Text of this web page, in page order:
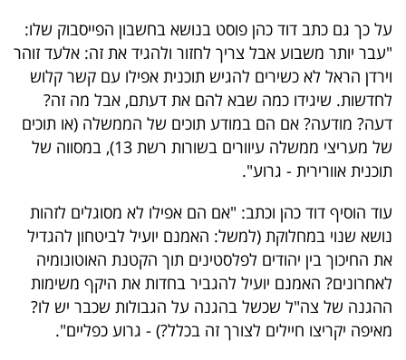
פודקאסט
40
UNDER
40
פעולה
דרושים
על כך גם כתב דוד כהן פוסט בנושא בחשבון הפייסבוק שלו:
"עבר יותר משבוע אבל צריך לחזור ולהגיד את זה: אלעד זוהר
וירדן הראל לא כשירים להגיש תוכנית אפילו עם קשר קלוש
לחדשות. שיגידו כמה שבא להם את דעתם, אבל מה זה?
דעה? מודעה? אם הם במודע תוכים של הממשלה (או תוכים
של מעריצי ממשלה עיוורים בשורות רשת 13), במסווה של
תוכנית אוורירית - גרוע".
עוד הוסיף דוד כהן וכתב: "אם הם אפילו לא מסוגלים לזהות
נושא שנוי במחלוקת (למשל: האמנם יועיל לביטחון להגדיל
את החיכוך בין יהודים לפלסטינים תוך הקטנת האוטונומיה
לאחרונים? האמנם יועיל להגביר בחדות את היקף משימות
ההגנה של צה"ל שכשל בהגנה על הגבולות שכבר יש לו?
מאיפה יקריצו חיילים לצורך זה בכלל?) - גרוע כפליים".